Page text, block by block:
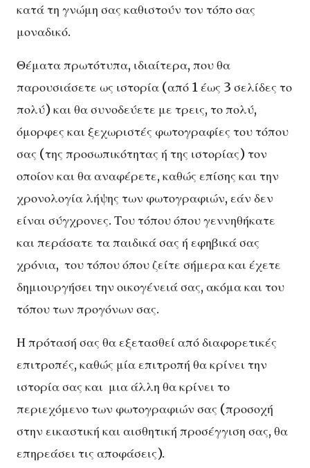
κατά τη γνώμη σας καθιστούν τον τόπο σας
μοναδικό.
Θέματα πρωτότυπα, ιδιαίτερα, που θα
παρουσιάσετε ως ιστορία (από 1 έως 3 σελίδες το
πολύ) και θα συνοδεύετε με τρεις, το πολύ,
όμορφες και ξεχωριστές φωτογραφίες του τόπου
σας (της προσωπικότητας ή της ιστορίας) τον
οποίον και θα αναφέρετε, καθώς επίσης και την
χρονολογία λήψης των φωτογραφιών, εάν δεν
είναι σύγχρονες. Του τόπου όπου γεννηθήκατε
και περάσατε τα παιδικά σας ή εφηβικά σας
χρόνια, του τόπου όπου ζείτε σήμερα και έχετε
δημιουργήσει την οικογένειά σας, ακόμα και του
τόπου των προγόνων σας.
Η πρότασή σας θα εξετασθεί από διαφορετικές
επιτροπές, καθώς μία επιτροπή θα κρίνει την
ιστορία σας και μια άλλη θα κρίνει το
περιεχόμενο των φωτογραφιών σας (προσοχή
στην εικαστική και αισθητική προσέγγιση σας, θα
επηρεάσει τις αποφάσεις).